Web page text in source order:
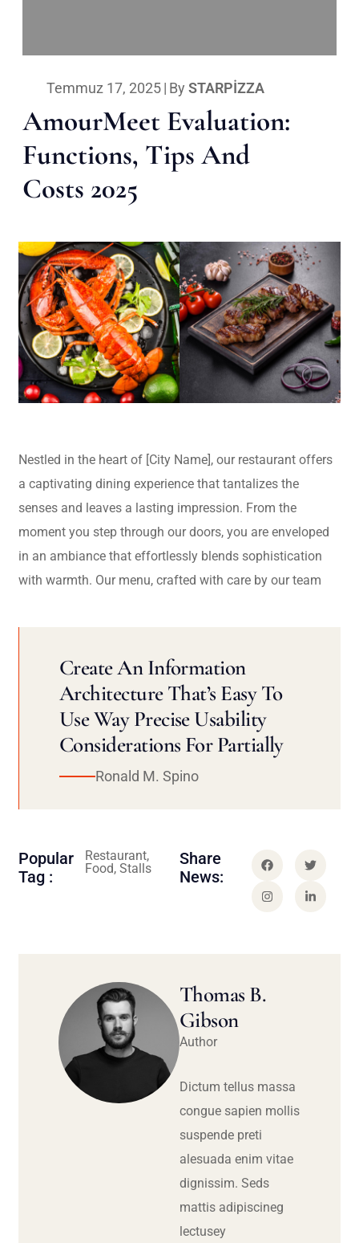
Temmuz 17, 2025| By STARPIZZA
AmourMeet Evaluation:
Functions, Tips And
Costs 2025
Nestled in the heart of [City Name], our restaurant offers
a captivating dining experience that tantalizes the
senses and leaves a lasting impression. From the
moment you step through our doors, you are enveloped
in an ambiance that effortlessly blends sophistication
with warmth. Our menu, crafted with care by our team
Create An Information
Architecture That’s Easy To
Use Way Precise Usability
Considerations For Partially
Ronald M. Spino
Popular
Tag :
Restaurant,
Food, Stalls
Share
News:
Thomas B.
Gibson
Author
Dictum tellus massa
congue sapien mollis
suspende preti
alesuada enim vitae
dignissim. Seds
mattis adipiscineg
lectusey